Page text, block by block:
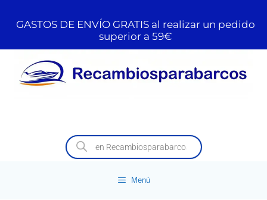
GASTOS DE ENVÍO GRATIS al realizar un pedido
superior a 59€
Menú